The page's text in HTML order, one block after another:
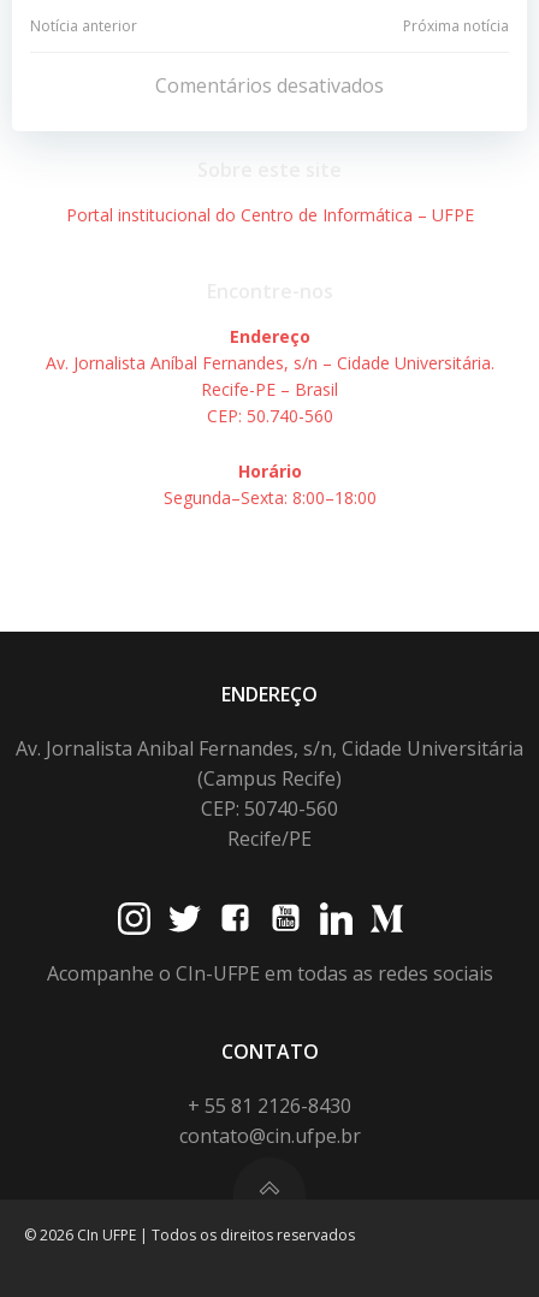
Navegação
Post
Notícia anterior
Navegação
de
Post
Próxima notícia
Comentários desativados
Portal institucional do Centro de Informática – UFPE
Endereço
Av. Jornalista Aníbal Fernandes, s/n – Cidade Universitária.
Recife-PE – Brasil
CEP: 50.740-560
Horário
Segunda–Sexta: 8:00–18:00
ENDEREÇO
Av. Jornalista Anibal Fernandes, s/n, Cidade Universitária
(Campus Recife)
CEP: 50740-560
Recife/PE
Acompanhe o CIn-UFPE em todas as redes sociais
CONTATO
+ 55 81 2126-8430
contato@cin.ufpe.br
© 2026 CIn UFPE | Todos os direitos reservados